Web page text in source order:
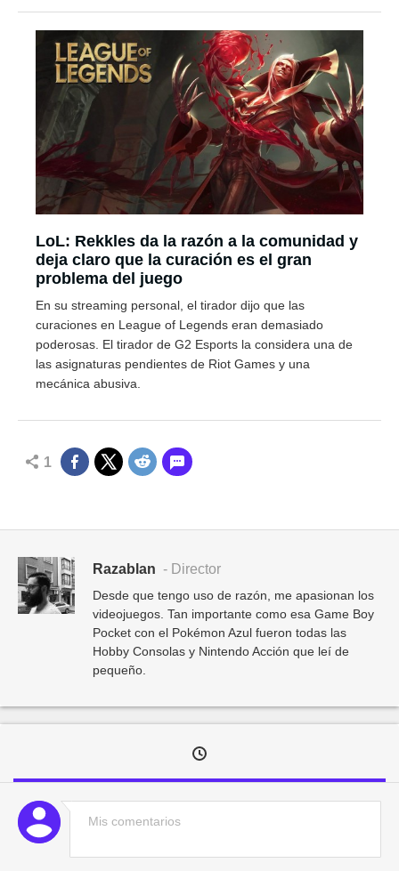
LoL: Rekkles da la razón a la comunidad y
deja claro que la curación es el gran
problema del juego
En su streaming personal, el tirador dijo que las
curaciones en League of Legends eran demasiado
poderosas. El tirador de G2 Esports la considera una de
las asignaturas pendientes de Riot Games y una
mecánica abusiva.
1
Razablan - Director
Desde que tengo uso de razón, me apasionan los
videojuegos. Tan importante como esa Game Boy
Pocket con el Pokémon Azul fueron todas las
Hobby Consolas y Nintendo Acción que leí de
pequeño.